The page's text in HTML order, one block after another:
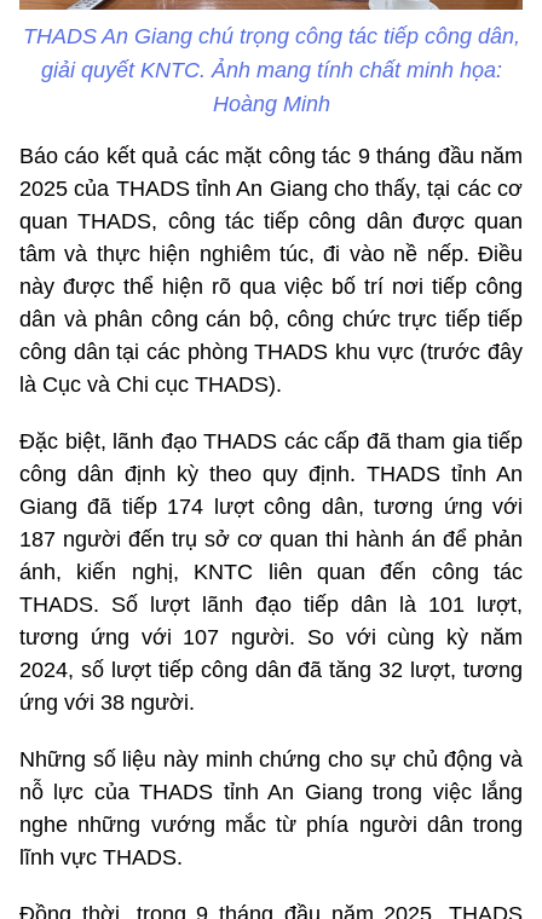
THADS An Giang chú trọng công tác tiếp công dân,
giải quyết KNTC. Ảnh mang tính chất minh họa:
Hoàng Minh
Báo cáo kết quả các mặt công tác 9 tháng đầu năm
2025 của THADS tỉnh An Giang cho thấy, tại các cơ
quan THADS, công tác tiếp công dân được quan
tâm và thực hiện nghiêm túc, đi vào nề nếp. Điều
này được thể hiện rõ qua việc bố trí nơi tiếp công
dân và phân công cán bộ, công chức trực tiếp tiếp
công dân tại các phòng THADS khu vực (trước đây
là Cục và Chi cục THADS).
Đặc biệt, lãnh đạo THADS các cấp đã tham gia tiếp
công dân định kỳ theo quy định. THADS tỉnh An
Giang đã tiếp 174 lượt công dân, tương ứng với
187 người đến trụ sở cơ quan thi hành án để phản
ánh, kiến nghị, KNTC liên quan đến công tác
THADS. Số lượt lãnh đạo tiếp dân là 101 lượt,
tương ứng với 107 người. So với cùng kỳ năm
2024, số lượt tiếp công dân đã tăng 32 lượt, tương
ứng với 38 người.
Những số liệu này minh chứng cho sự chủ động và
nỗ lực của THADS tỉnh An Giang trong việc lắng
nghe những vướng mắc từ phía người dân trong
lĩnh vực THADS.